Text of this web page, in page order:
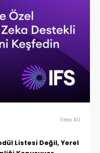
View All
Listesi Değil, Yerel